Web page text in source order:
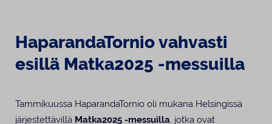
HaparandaTornio vahvasti
esillä Matka2025 -messuilla
Tammikuussa HaparandaTornio oli mukana Helsingissä
järjestettävillä Matka2025 -messuilla, jotka ovat